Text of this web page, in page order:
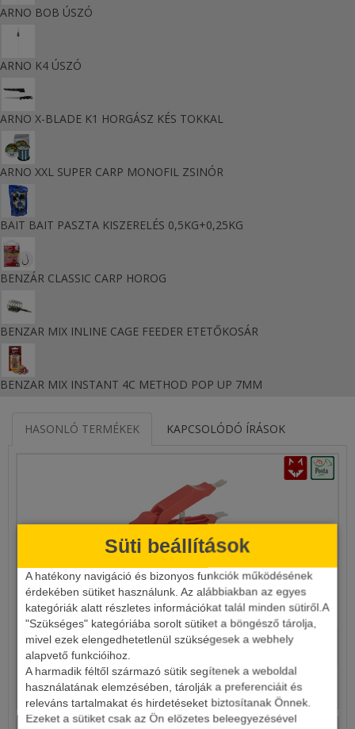
Süti beállítások
A hatékony navigáció és bizonyos funkciók működésének
érdekében sütiket használunk. Az alábbiakban az egyes
kategóriák alatt részletes információkat talál minden sütiről.A
"Szükséges" kategóriába sorolt sütiket a böngésző tárolja,
mivel ezek elengedhetetlenül szükségesek a webhely
alapvető funkcióihoz.
A harmadik féltől származó sütik segítenek a weboldal
használatának elemzésében, tárolják a preferenciáit és
releváns tartalmakat és hirdetéseket biztosítanak Önnek.
Ezeket a sütiket csak az Ön előzetes beleegyezésével
ARNO BOB ÚSZÓ
ARNO K4 ÚSZÓ
ARNO X-BLADE K1 HORGÁSZ KÉS TOKKAL
ARNO XXL SUPER CARP MONOFIL ZSINÓR
BAIT BAIT PASZTA KISZERELÉS 0,5KG+0,25KG
BENZÁR CLASSIC CARP HOROG
BENZAR MIX INLINE CAGE FEEDER ETETŐKOSÁR
BENZAR MIX INSTANT 4C METHOD POP UP 7MM
HASONLÓ TERMÉKEK KAPCSOLÓDÓ ÍRÁSOK
ÓLOMBONTÓ CSIPESZ
1 050 Ft
Részletek